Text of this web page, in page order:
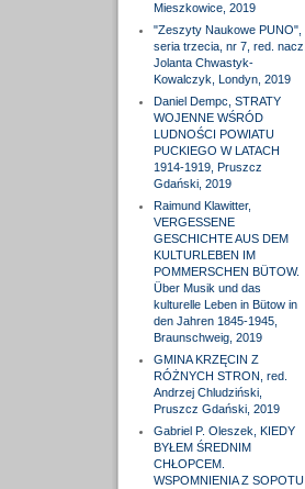
Mieszkowice, 2019
"Zeszyty Naukowe PUNO",
seria trzecia, nr 7, red. nacz.
Jolanta Chwastyk-
Kowalczyk, Londyn, 2019
Daniel Dempc, STRATY
WOJENNE WŚRÓD
LUDNOŚCI POWIATU
PUCKIEGO W LATACH
1914-1919, Pruszcz
Gdański, 2019
Raimund Klawitter,
VERGESSENE
GESCHICHTE AUS DEM
KULTURLEBEN IM
POMMERSCHEN BÜTOW.
Über Musik und das
kulturelle Leben in Bütow in
den Jahren 1845-1945,
Braunschweig, 2019
GMINA KRZĘCIN Z
RÓŻNYCH STRON, red.
Andrzej Chludziński,
Pruszcz Gdański, 2019
Gabriel P. Oleszek, KIEDY
BYŁEM ŚREDNIM
CHŁOPCEM.
WSPOMNIENIA Z SOPOTU